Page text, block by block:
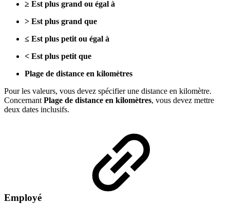
≥ Est plus grand ou égal à
> Est plus grand que
≤ Est plus petit ou égal à
< Est plus petit que
Plage de distance en kilomètres
Pour les valeurs, vous devez spécifier une distance en kilomètre.
ConcernantPlage de distance en kilomètres, vous devez mettre
deux dates inclusifs.
Employé